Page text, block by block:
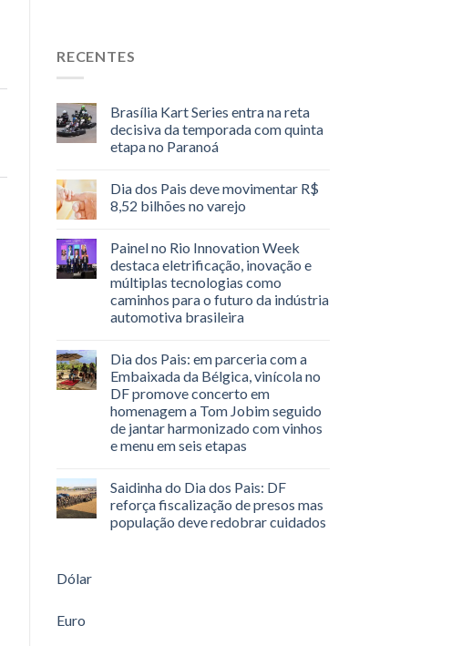
RECENTES
Brasília Kart Series entra na reta
decisiva da temporada com quinta
etapa no Paranoá
Dia dos Pais deve movimentar R$
8,52 bilhões no varejo
Painel no Rio Innovation Week
destaca eletrificação, inovação e
múltiplas tecnologias como
caminhos para o futuro da indústria
automotiva brasileira
Dia dos Pais: em parceria com a
Embaixada da Bélgica, vinícola no
DF promove concerto em
homenagem a Tom Jobim seguido
de jantar harmonizado com vinhos
e menu em seis etapas
Saidinha do Dia dos Pais: DF
reforça fiscalização de presos mas
população deve redobrar cuidados
Dólar
Euro